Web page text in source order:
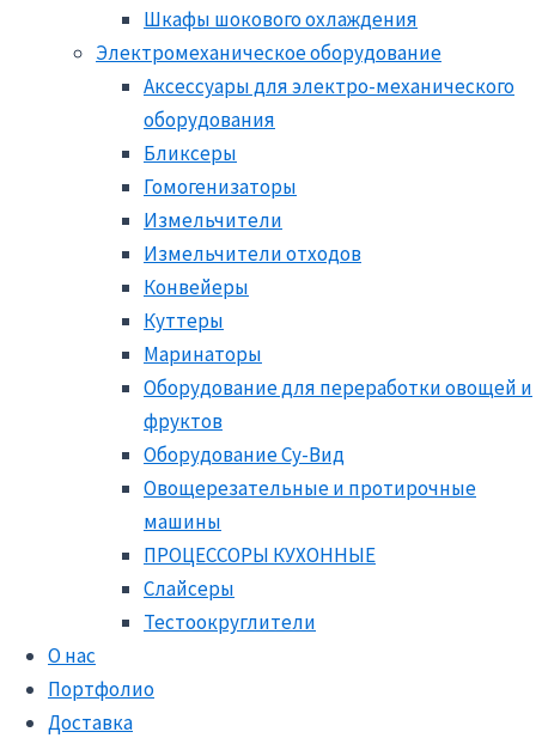
Шкафы шокового охлаждения
Электромеханическое оборудование
Аксессуары для электро-механического
оборудования
Бликсеры
Гомогенизаторы
Измельчители
Измельчители отходов
Конвейеры
Куттеры
Маринаторы
Оборудование для переработки овощей и
фруктов
Оборудование Су-Вид
Овощерезательные и протирочные
машины
ПРОЦЕССОРЫ КУХОННЫЕ
Слайсеры
Тестоокруглители
О нас
Портфолио
Доставка